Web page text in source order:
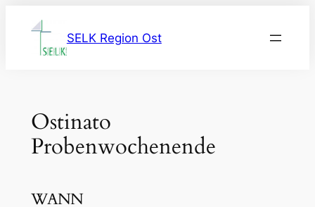
Inhalt
springen
SELK Region Ost
Ostinato
Probenwochenende
WANN